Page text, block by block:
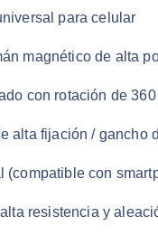
para celular
magnético de alta
con rotación de
alta fijación / gancho
(compatible con
resistencia y